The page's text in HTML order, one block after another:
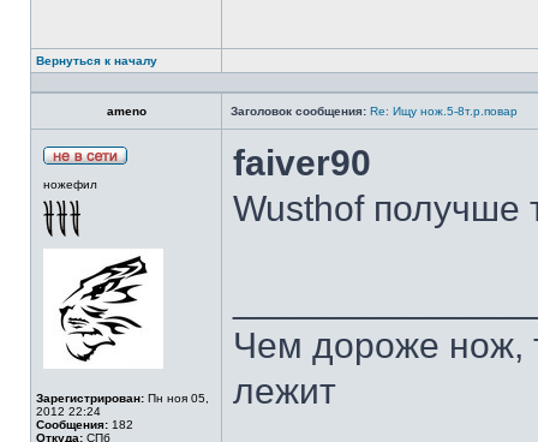
Вернуться к началу
ameno Заголовок сообщения: Re: Ищу нож.5-8т.р.повар
ножефил
Зарегистрирован: Пн ноя 05,
2012 22:24
Сообщения: 182
Откуда: СПб
faiver90
Wusthof получше
Чем дороже нож,
лежит